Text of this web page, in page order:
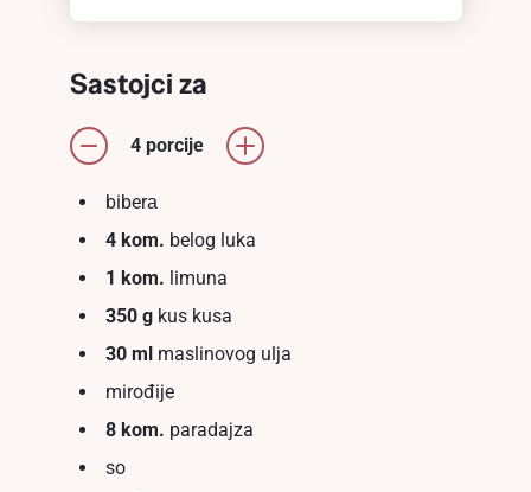
Sastojci za
4 porcije
biberа
4 kom. belоg luka
1 kom. limuna
350 gkus kusa
30 mlmaslinovog ulja
mirođije
8 kom. paradajza
so